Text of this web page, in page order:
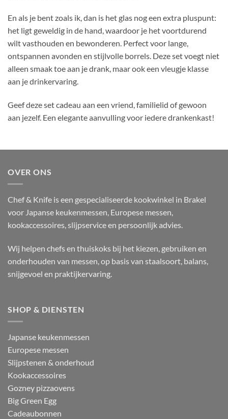
En als je bent zoals ik, dan is het glas nog een extra pluspunt:
het ligt geweldig in de hand, waardoor je het voortdurend
wilt vasthouden en bewonderen. Perfect voor lange,
ontspannen avonden en stijlvolle borrels. Deze set voegt niet
alleen smaak toe aan je drank, maar ook een vleugje klasse
aan je drinkervaring.
Geef deze set cadeau aan een vriend, familielid of gewoon
aan jezelf. Een elegante aanvulling voor iedere drankenkast!
OVER ONS
Chef & Knife is een gespecialiseerde kookwinkel in Brakel
voor Japanse keukenmessen, Europese messen,
kookaccessoires, slijpservice en persoonlijk advies.
Wij helpen chefs en thuiskoks bij het kiezen, gebruiken en
onderhouden van messen, op basis van staalsoort, balans,
snijgevoel en praktijkervaring.
SHOP & DIENSTEN
Japanse keukenmessen
Europese messen
Slijpstenen & onderhoud
Kookaccessoires
Gozney pizzaovens
Big Green Egg
Cadeaubonnen